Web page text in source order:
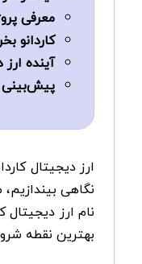
معرفی
کاردانو
آینده ارز
پیش‌بینی
نگاهی
نام ارز
بهترین نقطه